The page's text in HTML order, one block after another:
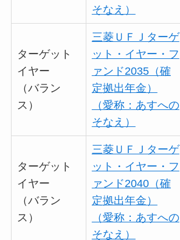
そなえ）
ターゲット
イヤー
（バラン
ス）
三菱ＵＦＪターゲ
ット・イヤー・フ
ァンド2035（確
定拠出年金）
（愛称：あすへの
そなえ）
ターゲット
イヤー
（バラン
ス）
三菱ＵＦＪターゲ
ット・イヤー・フ
ァンド2040（確
定拠出年金）
（愛称：あすへの
そなえ）